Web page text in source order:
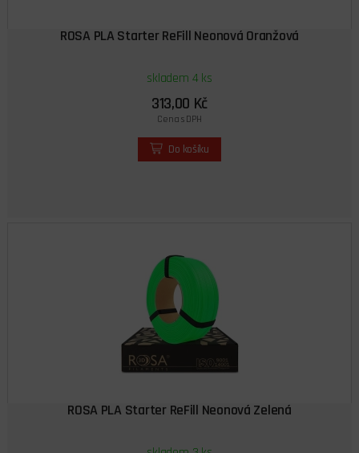
ROSA PLA Starter ReFill Neonová Oranžová
skladem 4 ks
313,00 Kč
Cena s DPH
Do košíku
ROSA PLA Starter ReFill Neonová Zelená